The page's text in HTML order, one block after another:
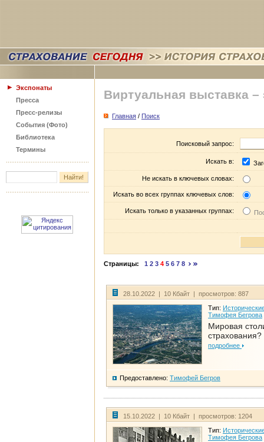
Экспонаты
Пресса
Пресс-релизы
События (Фото)
Библиотека
Термины
Виртуальная выставка –
Главная / Поиск
Поисковый запрос:
Искать в:
Не искать в ключевых словах:
Искать во всех группах ключевых слов:
Искать только в указанных группах:
Страницы: 1 2 3 4 5 6 7 8
28.10.2022 | 10 Кбайт | просмотров: 887
Тип:
Тимофея Бегрова
Мировая
страхования?
подробнее
Предоставлено: Тимофей Бегров
15.10.2022 | 10 Кбайт | просмотров: 1204
Тип:
Тимофея Бегрова